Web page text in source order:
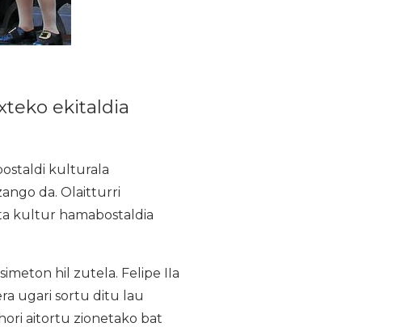
ekitaldia
kulturala
da. Olaitturri
kultur hamabostaldia
hil zutela. Felipe IIa
ugari sortu ditu lau
aitortu zionetako bat